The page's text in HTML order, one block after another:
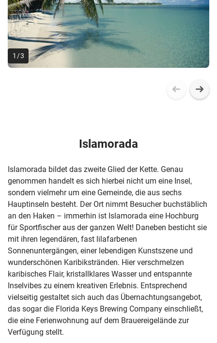
1 /3
Islamorada
Islamorada bildet das zweite Glied der Kette. Genau
genommen handelt es sich hierbei nicht um eine Insel,
sondern vielmehr um eine Gemeinde, die aus sechs
Hauptinseln besteht. Der Ort nimmt Besucher buchstäblich
an den Haken – immerhin ist Islamorada eine Hochburg
für Sportfischer aus der ganzen Welt! Daneben besticht sie
mit ihren legendären, fast lilafarbenen
Sonnenuntergängen, einer lebendigen Kunstszene und
wunderschönen Karibikstränden. Hier verschmelzen
karibisches Flair, kristallklares Wasser und entspannte
Inselvibes zu einem kreativen Erlebnis. Entsprechend
vielseitig gestaltet sich auch das Übernachtungsangebot,
das sogar die Florida Keys Brewing Company einschließt,
die eine Ferienwohnung auf dem Brauereigelände zur
Verfügung stellt.